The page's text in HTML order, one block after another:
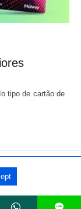
tipo de cartão de